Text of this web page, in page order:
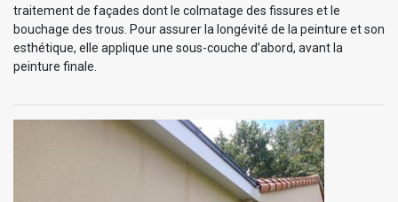
traitement de façades dont le colmatage des fissures et le
bouchage des trous. Pour assurer la longévité de la peinture et son
esthétique, elle applique une sous-couche d’abord, avant la
peinture finale.